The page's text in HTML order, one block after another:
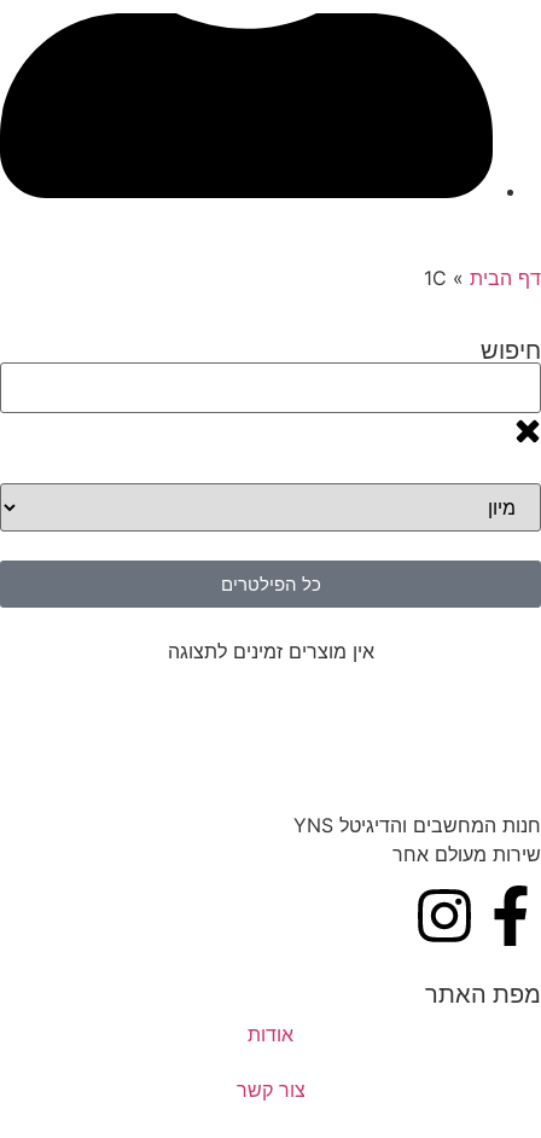
דף הבית »
1C
חיפוש
כל הפילטרים
אין מוצרים זמינים לתצוגה
חנות המחשבים והדיגיטל YNS
שירות מעולם אחר
מפת האתר
אודות
צור קשר